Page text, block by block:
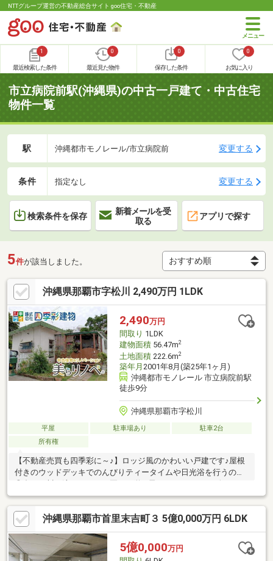
NTTグループ運営の不動産総合サイト goo住宅・不動産
1
最近検索した条件
0
最近見た物件
0
保存した条件
0
お気に入り
市立病院前駅(沖縄県)の中古一戸建て・中古住宅
物件一覧
駅 沖縄都市モノレール/市立病院前 変更する
条件 指定なし 変更する
検索条件を保存
新着メールを受
取る
アプリで探す
5件が該当しました。
沖縄県那覇市字松川 2,490万円 1LDK
2,490万円
間取り 1LDK
建物面積56.47m2
土地面積222.6m2
築年月 2001年8月(築25年1ヶ月)
沖縄都市モノレール 市立病院前駅
徒歩9分
沖縄県那覇市字松川
平屋 駐車場あり
駐車2台
所有権
【不動産売買も四季彩に～♪】ロッジ風のかわいい戸建です♪屋根
付きのウッドデッキでのんびりティータイムや日光浴を行うのも
いる場所だからこそ味わえる、ゆったりライフを楽しんでみませ
んか？※徒歩5分圏内に契約駐車場（別契約）多数あります！※土
地の分筆は相談となります。分筆後、若干面積が変わる可能性が
ございます。++所有者居住中のため内覧は日程調整が必要です++
沖縄県那覇市首里末吉町３ 5億0,000万円 6LDK
5億0,000万円